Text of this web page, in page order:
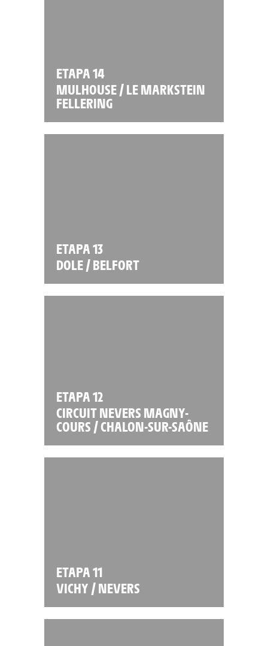
ETAPA 14
MULHOUSE / LE MARKSTEIN
FELLERING
ETAPA 13
DOLE / BELFORT
ETAPA 12
CIRCUIT NEVERS MAGNY-
COURS / CHALON-SUR-SAÔNE
ETAPA 11
VICHY / NEVERS